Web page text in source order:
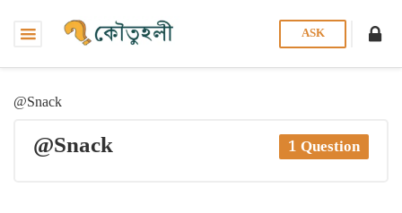
ASK
@Snack
@Snack 1 Question